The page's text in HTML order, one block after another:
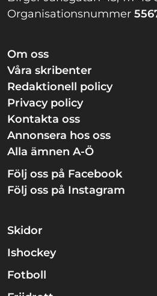
Organisationsnummer
Om oss
Våra skribenter
Redaktionell policy
Privacy policy
Kontakta oss
Annonsera hos oss
Alla ämnen A-Ö
Följ oss på Facebook
Följ oss på Instagram
Skidor
Ishockey
Fotboll